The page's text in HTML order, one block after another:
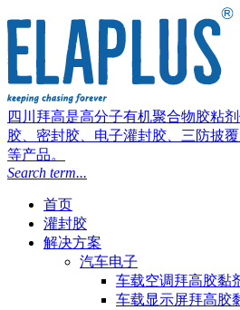
四川拜高是高分子有机聚合物胶粘
胶、密封胶、电子灌封胶、三防披
等产品。
Search term...
首页
灌封胶
解决方案
汽车电子
车载空调拜高胶黏
车载显示屏拜高胶